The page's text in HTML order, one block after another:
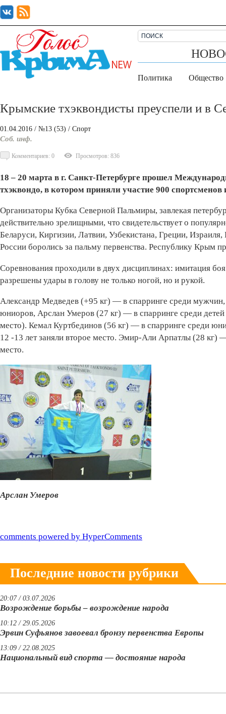
Политика Общество
Крымские тхэквондисты преуспели и в
01.04.2016 / №13 (53) / Спорт
Соб. инф.
Комментариев: 0 Просмотров: 836
18 – 20 марта в г. Санкт-Петербурге прошел
тхэквондо, в котором приняли участие 900 спортсменов
Организаторы Кубка Северной Пальмиры, завлекая
действительно зрелищными, что свидетельствует о
Беларуси, Киргизии, Латвии, Узбекистана, Греции,
России боролись за пальму первенства. Республику Крым
Соревнования проходили в двух дисциплинах: имитация
разрешены удары в голову не только ногой, но и рукой.
Александр Медведев (+95 кг) — в спарринге среди
юниоров, Арслан Умеров (27 кг) — в спарринге среди детей
место). Кемал Куртбединов (56 кг) — в спарринге среди
12 -13 лет заняли второе место. Эмир-Али Арпатлы (28 кг)
место.
Арслан Умеров
comments powered by HyperComments
Последние новости рубрики
20:07 / 03.07.2026
Возрождение борьбы – возрождение народа
10:12 / 29.05.2026
Эрвин Суфьянов завоевал бронзу первенства Европы
13:09 / 22.08.2025
Национальный вид спорта — достояние народа